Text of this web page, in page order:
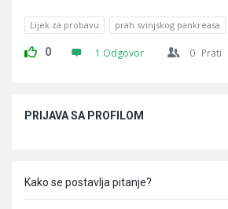
Lijek za probavu prah svinjskog pankreasa
0 1 Odgovor 0 Prati
PRIJAVA SA PROFILOM
Kako se postavlja pitanje?